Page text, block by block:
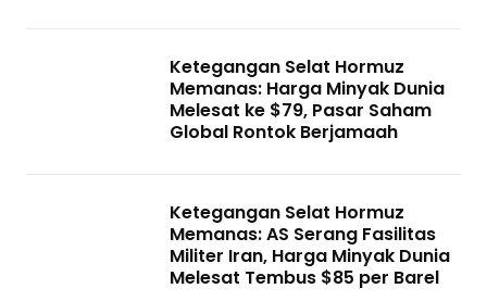
Ketegangan Selat Hormuz
Memanas: Harga Minyak Dunia
Melesat ke $79, Pasar Saham
Global Rontok Berjamaah
Ketegangan Selat Hormuz
Memanas: AS Serang Fasilitas
Militer Iran, Harga Minyak Dunia
Melesat Tembus $85 per Barel